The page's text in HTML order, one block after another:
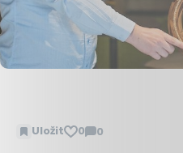
Uložit 0 0
Zobrazit